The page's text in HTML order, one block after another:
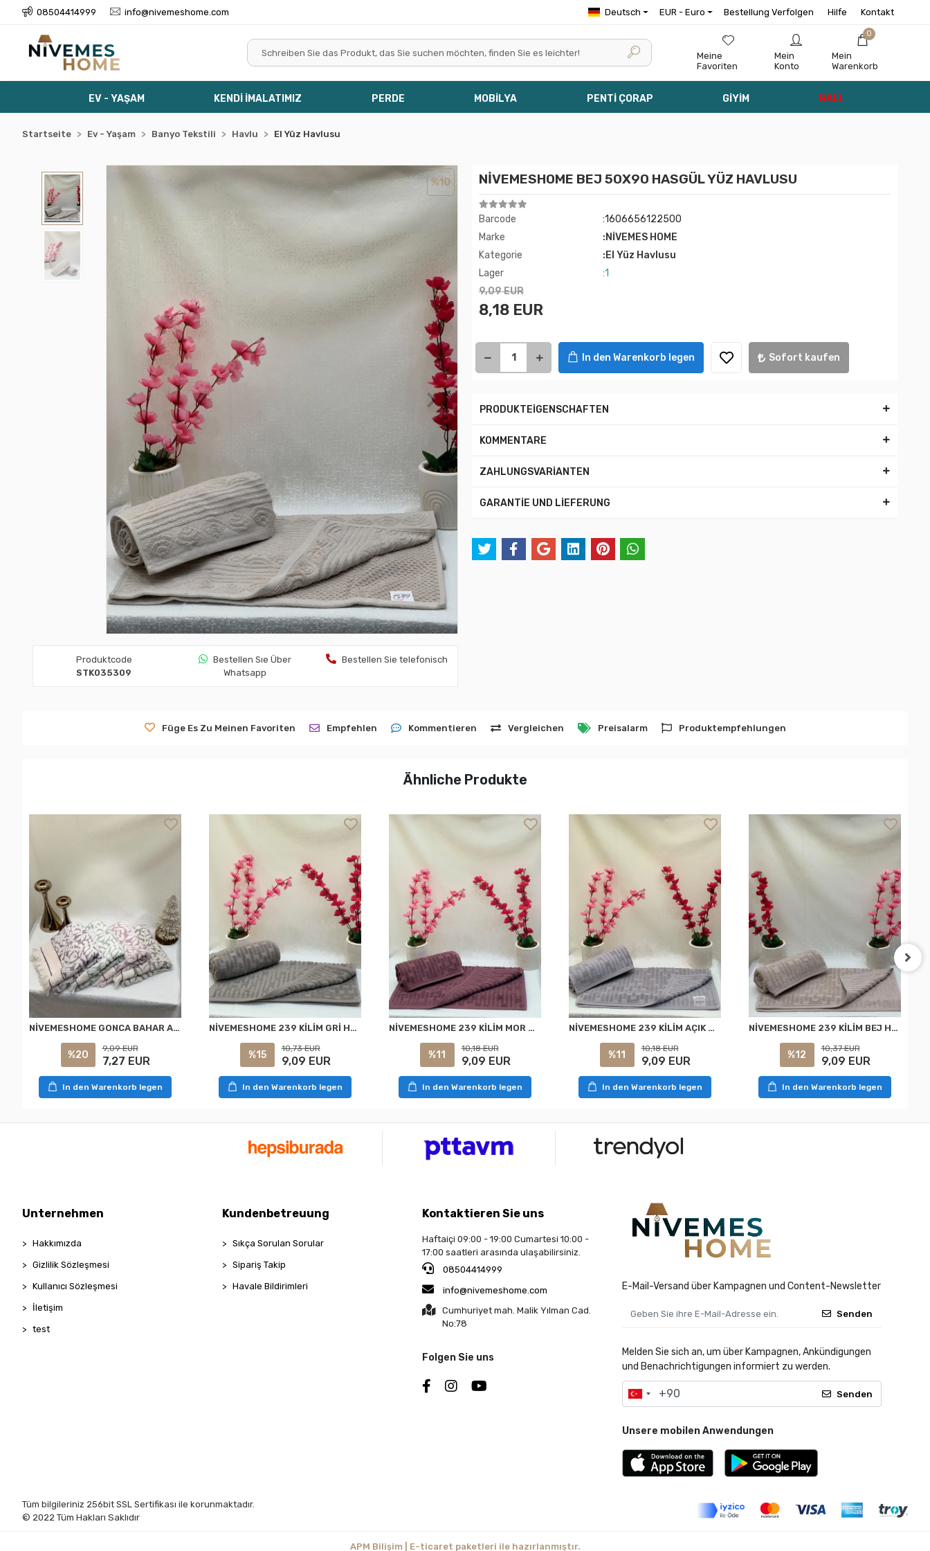
08504414999 info@nivemeshome.com Deutsch EUR - Euro Bestellung Verfolgen Hilfe Kontakt
Meine
Favoriten
Mein
Konto
0
Mein
Warenkorb
EV - YAŞAM KENDİ İMALATIMIZ PERDE MOBİLYA PENTİ ÇORAP GİYİM HALI
Startseite Ev - Yaşam Banyo Tekstili Havlu El Yüz Havlusu
%10
Produktcode
STK035309
Bestellen Sıe Über
Whatsapp
Bestellen Sie telefonisch
NİVEMESHOME BEJ 50X90 HASGÜL YÜZ HAVLUSU
Barcode
:1606656122500
Marke
:NİVEMES HOME
Kategorie
:El Yüz Havlusu
Lager
:1
9,09 EUR
8,18 EUR
In den Warenkorb legen Sofort kaufen
PRODUKTEİGENSCHAFTEN
KOMMENTARE
ZAHLUNGSVARİANTEN
GARANTİE UND LİEFERUNG
Füge Es Zu Meinen Favoriten Empfehlen Kommentieren Vergleichen Preisalarm Produktempfehlungen
Ähnliche Produkte
NİVEMESHOME GONCA BAHAR ASORTİ HAVLU
%20
9,09 EUR
7,27 EUR
In den Warenkorb legen
NİVEMESHOME 239 KİLİM GRİ HAVLU NURPAK
%15
10,73 EUR
9,09 EUR
In den Warenkorb legen
NİVEMESHOME 239 KİLİM MOR HAVLU NURPAK
%11
10,18 EUR
9,09 EUR
In den Warenkorb legen
NİVEMESHOME 239 KİLİM AÇIK GRİ HAVLU NURPAK
%11
10,18 EUR
9,09 EUR
In den Warenkorb legen
NİVEMESHOME 239 KİLİM BEJ HAVLU NURPAK
%12
10,37 EUR
9,09 EUR
In den Warenkorb legen
Unternehmen
Hakkımızda
Gizlilik Sözleşmesi
Kullanıcı Sözleşmesi
İletişim
test
Kundenbetreuung
Sıkça Sorulan Sorular
Sipariş Takip
Havale Bildirimleri
Kontaktieren Sie uns
Haftaiçi 09:00 - 19:00 Cumartesi 10:00 -
17:00 saatleri arasında ulaşabilirsiniz.
08504414999
info@nivemeshome.com
Cumhuriyet mah. Malik Yılman Cad.
No:78
Folgen Sie uns
E-Mail-Versand über Kampagnen und Content-Newsletter
Senden
Melden Sie sich an, um über Kampagnen, Ankündigungen
und Benachrichtigungen informiert zu werden.
Senden
Unsere mobilen Anwendungen
Tüm bilgileriniz 256bit SSL Sertifikası ile korunmaktadır.
© 2022 Tüm Hakları Saklıdır
APM Bilişim | E-ticaret paketleri ile hazırlanmıştır.